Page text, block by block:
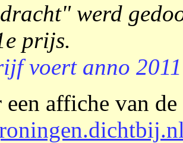
werd
prijs.
voert anno
affiche van de